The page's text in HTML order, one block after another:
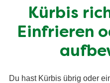
Kürbis
Einfrieren
Du hast Kürbis übrig oder